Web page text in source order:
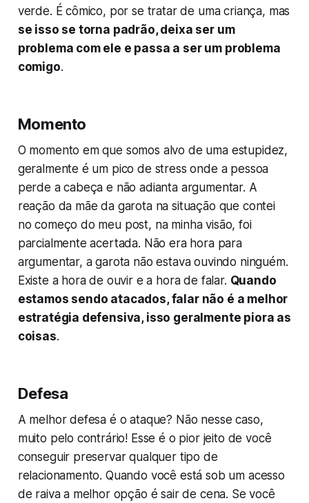
verde. É cômico, por se tratar de uma criança, mas
se isso se torna padrão, deixa ser um
problema com ele e passa a ser um problema
comigo.
Momento
O momento em que somos alvo de uma estupidez,
geralmente é um pico de stress onde a pessoa
perde a cabeça e não adianta argumentar. A
reação da mãe da garota na situação que contei
no começo do meu post, na minha visão, foi
parcialmente acertada. Não era hora para
argumentar, a garota não estava ouvindo ninguém.
Existe a hora de ouvir e a hora de falar. Quando
estamos sendo atacados, falar não é a melhor
estratégia defensiva, isso geralmente piora as
coisas.
Defesa
A melhor defesa é o ataque? Não nesse caso,
muito pelo contrário! Esse é o pior jeito de você
conseguir preservar qualquer tipo de
relacionamento. Quando você está sob um acesso
de raiva a melhor opção é sair de cena. Se você